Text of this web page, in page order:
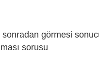
görmesi
sorusu